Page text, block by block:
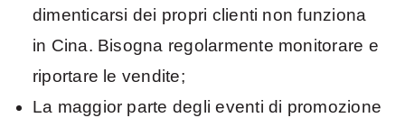
dimenticarsi dei propri clienti non funziona
in Cina. Bisogna regolarmente monitorare e
riportare le vendite;
La maggior parte degli eventi di promozione